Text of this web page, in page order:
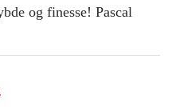
og finesse! Pascal